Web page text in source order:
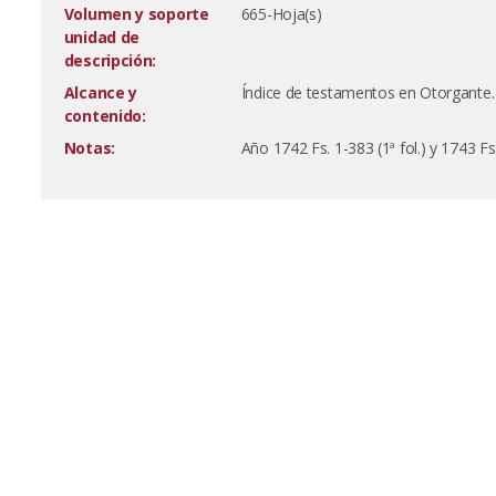
Volumen y soporte
unidad de
descripción:
665-Hoja(s)
Alcance y
contenido:
Índice de testamentos en Otorgante.
Notas: Año 1742 Fs. 1-383 (1ª fol.) y 1743